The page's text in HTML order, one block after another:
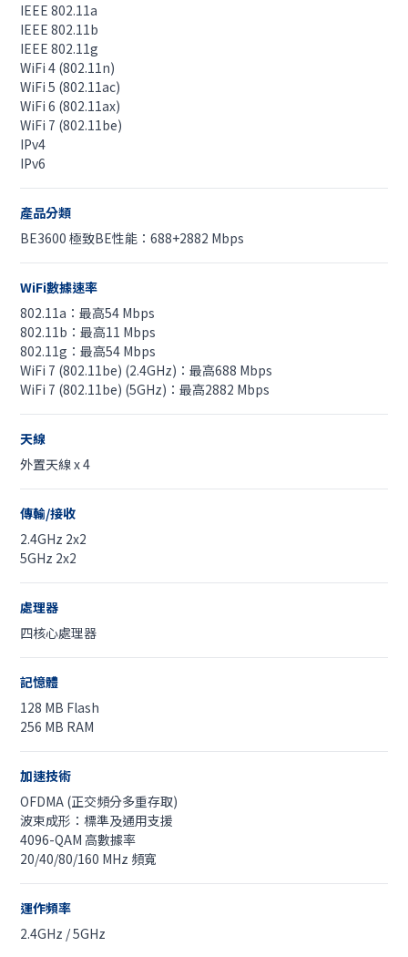
IEEE 802.11a
IEEE 802.11b
IEEE 802.11g
WiFi 4 (802.11n)
WiFi 5 (802.11ac)
WiFi 6 (802.11ax)
WiFi 7 (802.11be)
IPv4
IPv6
產品分類
BE3600 極致BE性能：688+2882 Mbps
WiFi數據速率
802.11a：最高54 Mbps
802.11b：最高11 Mbps
802.11g：最高54 Mbps
WiFi 7 (802.11be) (2.4GHz)：最高688 Mbps
WiFi 7 (802.11be) (5GHz)：最高2882 Mbps
天線
外置天線 x 4
傳輸/接收
2.4GHz 2x2
5GHz 2x2
處理器
四核心處理器
記憶體
128 MB Flash
256 MB RAM
加速技術
OFDMA (正交頻分多重存取)
波束成形：標準及通用支援
4096-QAM 高數據率
20/40/80/160 MHz 頻寬
運作頻率
2.4GHz / 5GHz